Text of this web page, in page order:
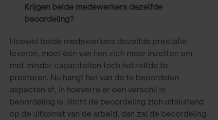
Krijgen beide medewerkers dezelfde
beoordeling?
Hoewel beide medewerkers dezelfde prestatie
leveren, moet één van hen zich meer inzetten om
met minder capaciteiten toch hetzelfde te
presteren. Nu hangt het van de te beoordelen
aspecten af, in hoeverre er een verschil in
beoordeling is. Richt de beoordeling zich uitsluitend
op de uitkomst van de arbeid, dan zal de beoordeling